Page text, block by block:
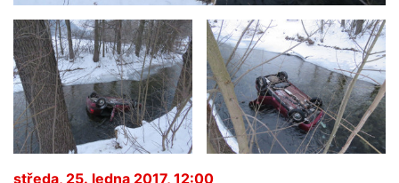
středa, 25. ledna 2017, 12:00